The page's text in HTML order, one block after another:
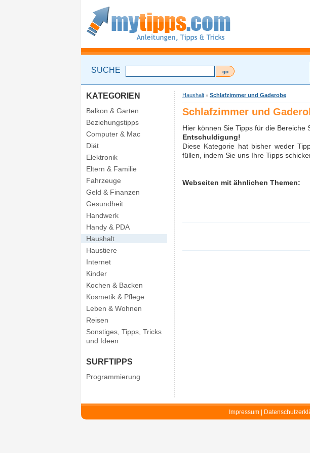
SUCHE
Haushalt » Schlafzimmer und Gaderobe
Schlafzimmer und
Hier können Sie Tipps für die Bereiche
Entschuldigung!
Diese Kategorie hat bisher weder
füllen, indem Sie uns Ihre Tipps
Webseiten mit ähnlichen Themen:
KATEGORIEN
Balkon & Garten
Beziehungstipps
Computer & Mac
Diät
Elektronik
Eltern & Familie
Fahrzeuge
Geld & Finanzen
Gesundheit
Handwerk
Handy & PDA
Haushalt
Haustiere
Internet
Kinder
Kochen & Backen
Kosmetik & Pflege
Leben & Wohnen
Reisen
Sonstiges, Tipps, Tricks
und Ideen
SURFTIPPS
Programmierung
Impressum